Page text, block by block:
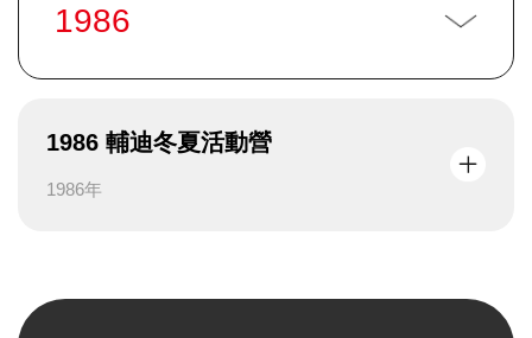
1986
1986 輔迪冬夏活動營
1986年